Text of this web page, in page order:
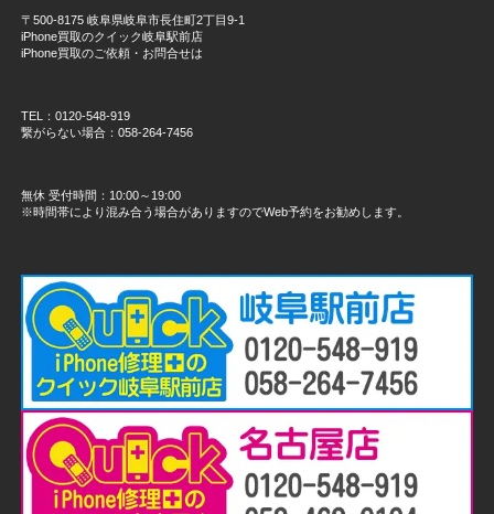
〒500-8175 岐阜県岐阜市長住町2丁目9-1
iPhone買取のクイック岐阜駅前店
iPhone買取のご依頼・お問合せは
TEL：0120-548-919
繋がらない場合：058-264-7456
無休 受付時間：10:00～19:00
※時間帯により混み合う場合がありますのでWeb予約をお勧めします。